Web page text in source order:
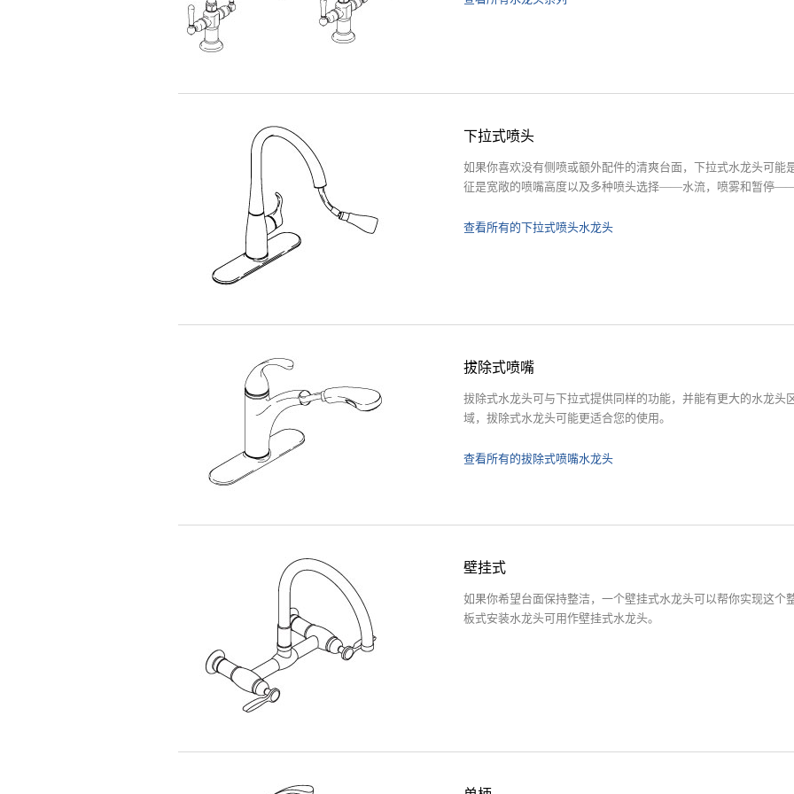
下拉式喷头
如果你喜欢没有侧喷或额外配件的清爽台面，下拉式水龙头可能
征是宽敞的喷嘴高度以及多种喷头选择——水流，喷雾和暂停
查看所有的下拉式喷头水龙头
拔除式喷嘴
拔除式水龙头可与下拉式提供同样的功能，并能有更大的水龙头
域，拔除式水龙头可能更适合您的使用。
查看所有的拔除式喷嘴水龙头
壁挂式
如果你希望台面保持整洁，一个壁挂式水龙头可以帮你实现这个
板式安装水龙头可用作壁挂式水龙头。